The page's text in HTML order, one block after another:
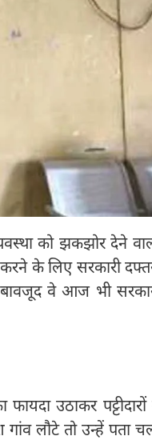
को झकझोर देने
के लिए सरकारी
वे आज भी
उठाकर
लौटे तो उन्हें पता